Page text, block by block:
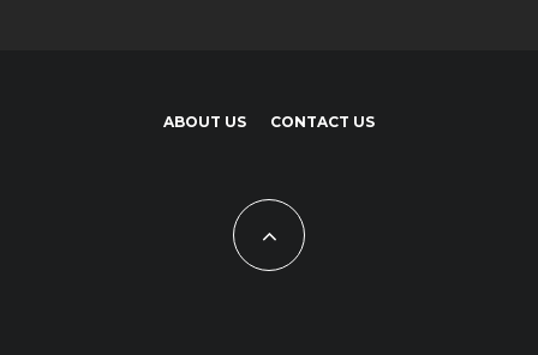
ABOUT US CONTACT US